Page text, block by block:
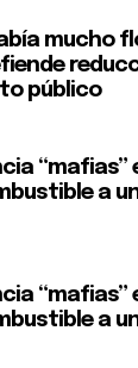
mucho
público
“mafias”
a
“mafias”
a